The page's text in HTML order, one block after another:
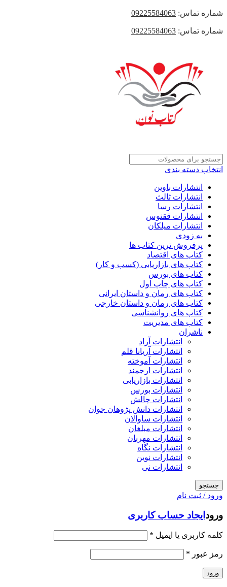
شماره تماس: 09225584063
شماره تماس: 09225584063
انتخاب دسته بندی
انتشارات باوین
انتشارات ثالث
انتشارات رسا
انتشارات ققنوس
انتشارات میلکان
به زودی
پرفروش ترین کتاب ها
کتاب های اقتصاد
کتاب های بازاریابی (کسب و کار)
کتاب های بورس
کتاب های چاپ اول
کتاب های رمان و داستان ایرانی
کتاب های رمان و داستان خارجی
کتاب های روانشناسی
کتاب های مدیریت
ناشران
انتشارات آراد
انتشارات آریانا قلم
انتشارات آموخته
انتشارات ارجمند
انتشارات بازاریابی
انتشارات بورس
انتشارات چالش
انتشارات دانش پژوهان جوان
انتشارات ساوالان
انتشارات مبلغان
انتشارات مهربان
انتشارات نگاه
انتشارات نوین
انتشارات نی
جستجو
ورود / ثبت نام
ورود ایجاد حساب کاربری
کلمه کاربری یا ایمیل *
رمز عبور *
ورود